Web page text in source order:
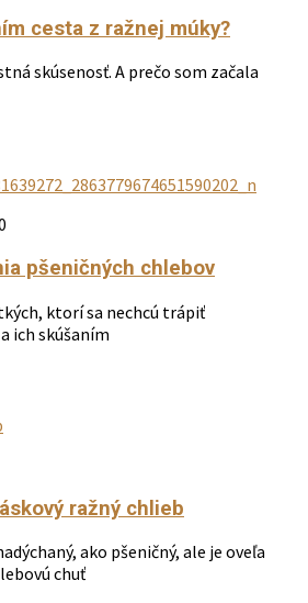
cesta z ražnej múky?
skúsenosť. A prečo som začala
pšeničných chlebov
ktorí sa nechcú trápiť
ich skúšaním
ražný chlieb
ako pšeničný, ale je oveľa
chuť